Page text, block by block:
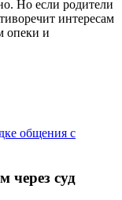
Но если родители
интересам
опеки и
общения с
через суд